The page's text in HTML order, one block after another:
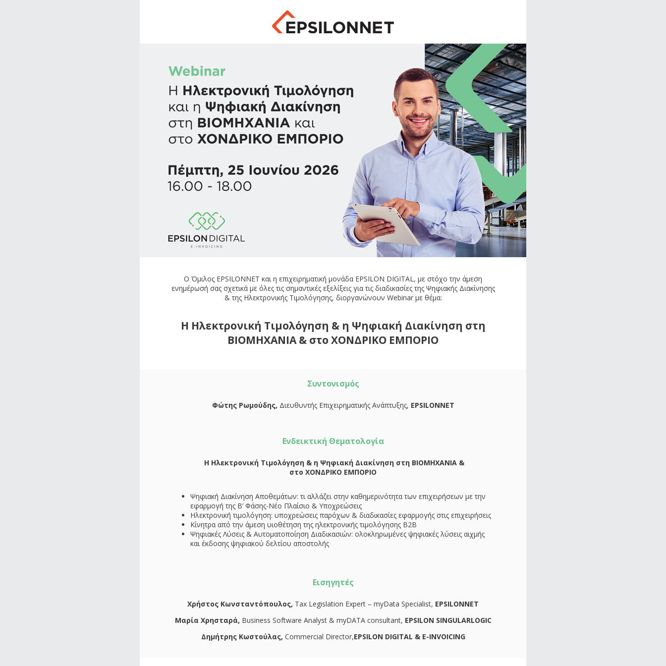
O Όμιλος EPSILONNET και η επιχειρηματική μονάδα EPSILON DIGITAL, με στόχο την άμεση
ενημέρωσή σας σχετικά με όλες τις σημαντικές εξελίξεις για τις διαδικασίες της Ψηφιακής Διακίνησης
& της Ηλεκτρονικής Τιμολόγησης, διοργανώνουν Webinar με θέμα:
Η Ηλεκτρονική Τιμολόγηση & η Ψηφιακή Διακίνηση στη
BIOMHXANIA & στο ΧΟΝΔΡΙΚΟ ΕΜΠΟΡΙΟ
Συντονισμός
Φώτης Ρωμούδης, Διευθυντής Επιχειρηματικής Ανάπτυξης, EPSILONNET
Ενδεικτική Θεματολογία
Η Ηλεκτρονική Τιμολόγηση & η Ψηφιακή Διακίνηση στη BIOMHXANIA &
στο ΧΟΝΔΡΙΚΟ ΕΜΠΟΡΙΟ
Ψηφιακή Διακίνηση Αποθεμάτων: τι αλλάζει στην καθημερινότητα των επιχειρήσεων με την
εφαρμογή της Β’ Φάσης-Νέο Πλαίσιο & Υποχρεώσεις
Ηλεκτρονική τιμολόγηση: υποχρεώσεις παρόχων & διαδικασίες εφαρμογής στις επιχειρήσεις
Κίνητρα από την άμεση υιοθέτηση της ηλεκτρονικής τιμολόγησης Β2Β
Ψηφιακές Λύσεις & Αυτοματοποίηση Διαδικασιών: ολοκληρωμένες ψηφιακές λύσεις αιχμής
και έκδοσης ψηφιακού δελτίου αποστολής
Εισηγητές
Χρήστος Κωνσταντόπουλος, Tax Legislation Expert – myData Specialist, EPSILONNET
Μαρία Χρησταρά, Business Software Analyst & myDATA consultant, EPSILON SINGULARLOGIC
ΔημήτρηςΚωστούλας, Commercial Director,EPSILON DIGITAL & E-INVOICING